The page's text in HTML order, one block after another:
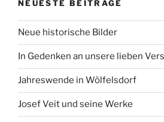
NEUESTE BEITRÄGE
Neue historische Bilder
In Gedenken an unsere lieben
Jahreswende in Wölfelsdorf
Josef Veit und seine Werke